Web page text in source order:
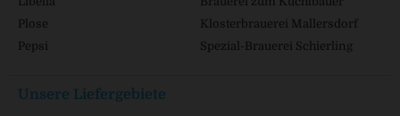
Plose
Klosterbrauerei Mallersdorf
Pepsi
Spezial-Brauerei Schierling
Unsere Liefergebiete